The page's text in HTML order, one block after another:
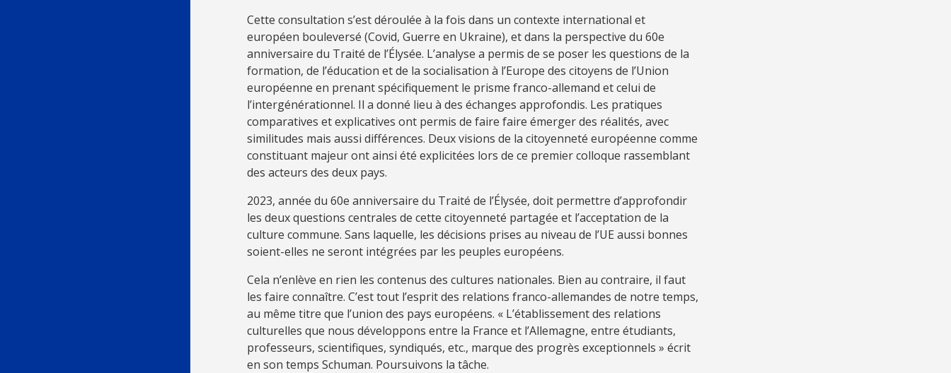
Cette consultation s’est déroulée à la fois dans un contexte international et
européen bouleversé (Covid, Guerre en Ukraine), et dans la perspective du 60e
anniversaire du Traité de l’Élysée. L’analyse a permis de se poser les questions de la
formation, de l’éducation et de la socialisation à l’Europe des citoyens de l’Union
européenne en prenant spécifiquement le prisme franco-allemand et celui de
l’intergénérationnel. Il a donné lieu à des échanges approfondis. Les pratiques
comparatives et explicatives ont permis de faire faire émerger des réalités, avec
similitudes mais aussi différences. Deux visions de la citoyenneté européenne comme
constituant majeur ont ainsi été explicitées lors de ce premier colloque rassemblant
des acteurs des deux pays.
2023, année du 60e anniversaire du Traité de l’Élysée, doit permettre d’approfondir
les deux questions centrales de cette citoyenneté partagée et l’acceptation de la
culture commune. Sans laquelle, les décisions prises au niveau de l’UE aussi bonnes
soient-elles ne seront intégrées par les peuples européens.
Cela n’enlève en rien les contenus des cultures nationales. Bien au contraire, il faut
les faire connaître. C’est tout l’esprit des relations franco-allemandes de notre temps,
au même titre que l’union des pays européens. « L’établissement des relations
culturelles que nous développons entre la France et l’Allemagne, entre étudiants,
professeurs, scientifiques, syndiqués, etc., marque des progrès exceptionnels » écrit
en son temps Schuman. Poursuivons la tâche.